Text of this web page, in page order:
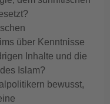
über Kenntnisse
Inhalte und die
Islam?
bewusst,